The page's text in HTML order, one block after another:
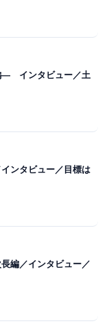
― インタビュー／土
ンタビュー／目標は
編／インタビュー／